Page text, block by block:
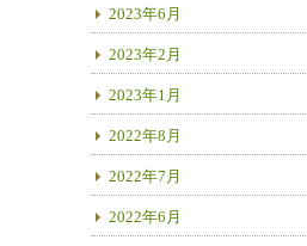
2023年6月
2023年2月
2023年1月
2022年8月
2022年7月
2022年6月